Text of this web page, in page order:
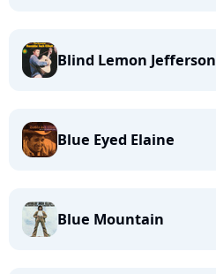
Blind Lemon Jefferson
Blue Eyed Elaine
Blue Mountain